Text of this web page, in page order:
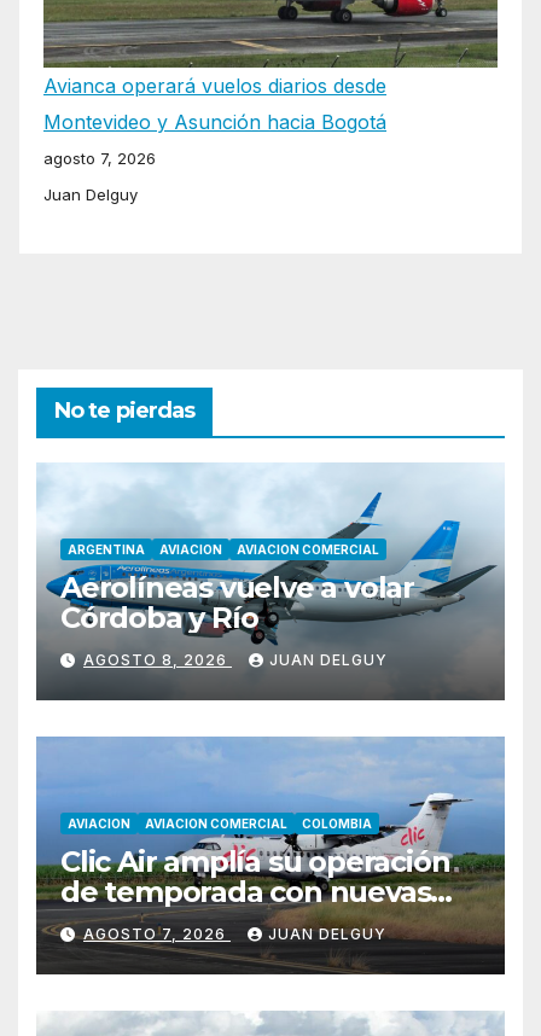
Avianca operará vuelos diarios desde
Montevideo y Asunción hacia Bogotá
agosto 7, 2026
Juan Delguy
No te pierdas
ARGENTINA AVIACION AVIACION COMERCIAL
Aerolíneas vuelve a volar
Córdoba y Río
AGOSTO 8, 2026 JUAN DELGUY
AVIACION AVIACION COMERCIAL COLOMBIA
Clic Air amplía su operación
de temporada con nuevas
rutas hacia Cartagena y Tolú
AGOSTO 7, 2026 JUAN DELGUY